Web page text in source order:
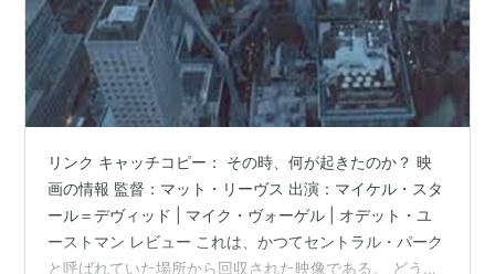
リンク キャッチコピー： その時、何が起きたのか？ 映
画の情報 監督：マット・リーヴス 出演：マイケル・スタ
ール＝デヴィッド | マイク・ヴォーゲル | オデット・ユ
ーストマン レビュー これは、かつてセントラル・パーク
と呼ばれていた場所から回収された映像である。 どうし